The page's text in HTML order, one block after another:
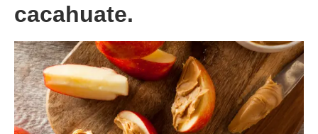
cacahuate.